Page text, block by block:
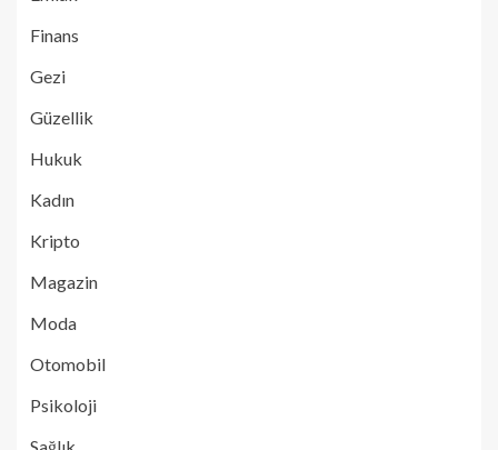
Finans
Gezi
Güzellik
Hukuk
Kadın
Kripto
Magazin
Moda
Otomobil
Psikoloji